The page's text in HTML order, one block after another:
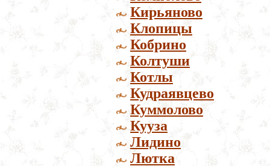
Кирьяново
Клопицы
Кобрино
Колтуши
Котлы
Кудраявцево
Куммолово
Кууза
Лидино
Лютка